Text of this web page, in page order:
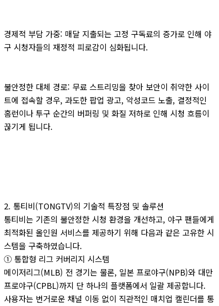
경제적 부담 가중: 매달 지출되는 고정 구독료의 증가로 인해 야
구 시청자들의 재정적 피로감이 심화됩니다.
불안정한 대체 경로: 무료 스트리밍을 찾아 보안이 취약한 사이
트에 접속할 경우, 과도한 팝업 광고, 악성코드 노출, 결정적인
홈런이나 투구 순간의 버퍼링 및 화질 저하로 인해 시청 흐름이
끊기게 됩니다.
2. 통티비(TONGTV)의 기술적 특장점 및 솔루션
통티비는 기존의 불안정한 시청 환경을 개선하고, 야구 팬들에게
최적화된 올인원 서비스를 제공하기 위해 다음과 같은 고유한 시
스템을 구축하였습니다.
① 통합형 리그 커버리지 시스템
메이저리그(MLB) 전 경기는 물론, 일본 프로야구(NPB)와 대만
프로야구(CPBL)까지 단 하나의 플랫폼에서 일괄 제공합니다.
사용자는 번거로운 채널 이동 없이 직관적인 매치업 캘린더를 통